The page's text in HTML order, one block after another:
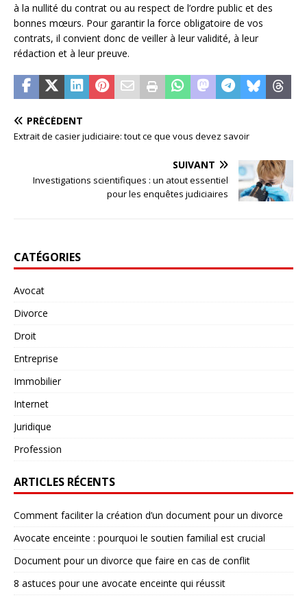
à la nullité du contrat ou au respect de l’ordre public et des
bonnes mœurs. Pour garantir la force obligatoire de vos
contrats, il convient donc de veiller à leur validité, à leur
rédaction et à leur preuve.
PRÉCÉDENT
Extrait de casier judiciaire: tout ce que vous devez savoir
SUIVANT
Investigations scientifiques : un atout essentiel
pour les enquêtes judiciaires
CATÉGORIES
Avocat
Divorce
Droit
Entreprise
Immobilier
Internet
Juridique
Profession
ARTICLES RÉCENTS
Comment faciliter la création d’un document pour un divorce
Avocate enceinte : pourquoi le soutien familial est crucial
Document pour un divorce que faire en cas de conflit
8 astuces pour une avocate enceinte qui réussit